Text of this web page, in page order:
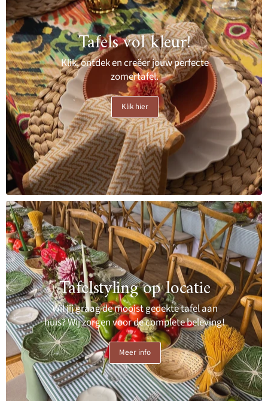
Tafels vol kleur!
Klik, ontdek en creëer jouw perfecte
zomertafel.
Klik hier
Tafelstyling op locatie
Wil jij graag de mooist gedekte tafel aan
huis? Wij zorgen voor de complete beleving!
Meer info